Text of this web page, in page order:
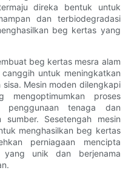
direka bentuk untuk
dan terbiodegradasi
beg kertas yang
beg kertas mesra alam
untuk meningkatkan
Mesin moden dilengkapi
proses
penggunaan tenaga dan
sumber. Sesetengah mesin
menghasilkan beg kertas
perniagaan mencipta
yang unik dan berjenama